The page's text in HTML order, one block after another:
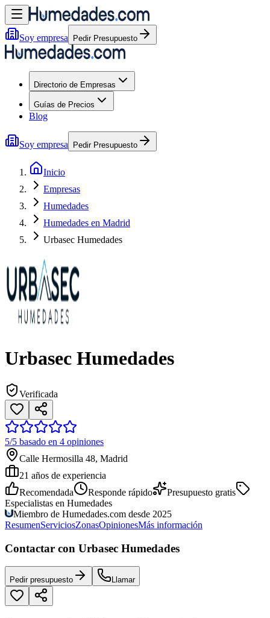
Soy empresa Pedir Presupuesto
Directorio de Empresas
Guías de Precios
Blog
Soy empresa Pedir Presupuesto
Inicio
Empresas
Humedades
Humedades en Madrid
Urbasec Humedades
Urbasec Humedades
Verificada
5/5 basado en 4 opiniones
Calle Hermosilla 48, Madrid
21 años de experiencia
Recomendada
Responde rápido
Presupuesto gratis
Especialistas en Humedades
Miembro de Humedades.com desde 2025
ResumenServiciosZonasOpinionesMás información
Contactar con Urbasec Humedades
Pedir presupuesto Llamar